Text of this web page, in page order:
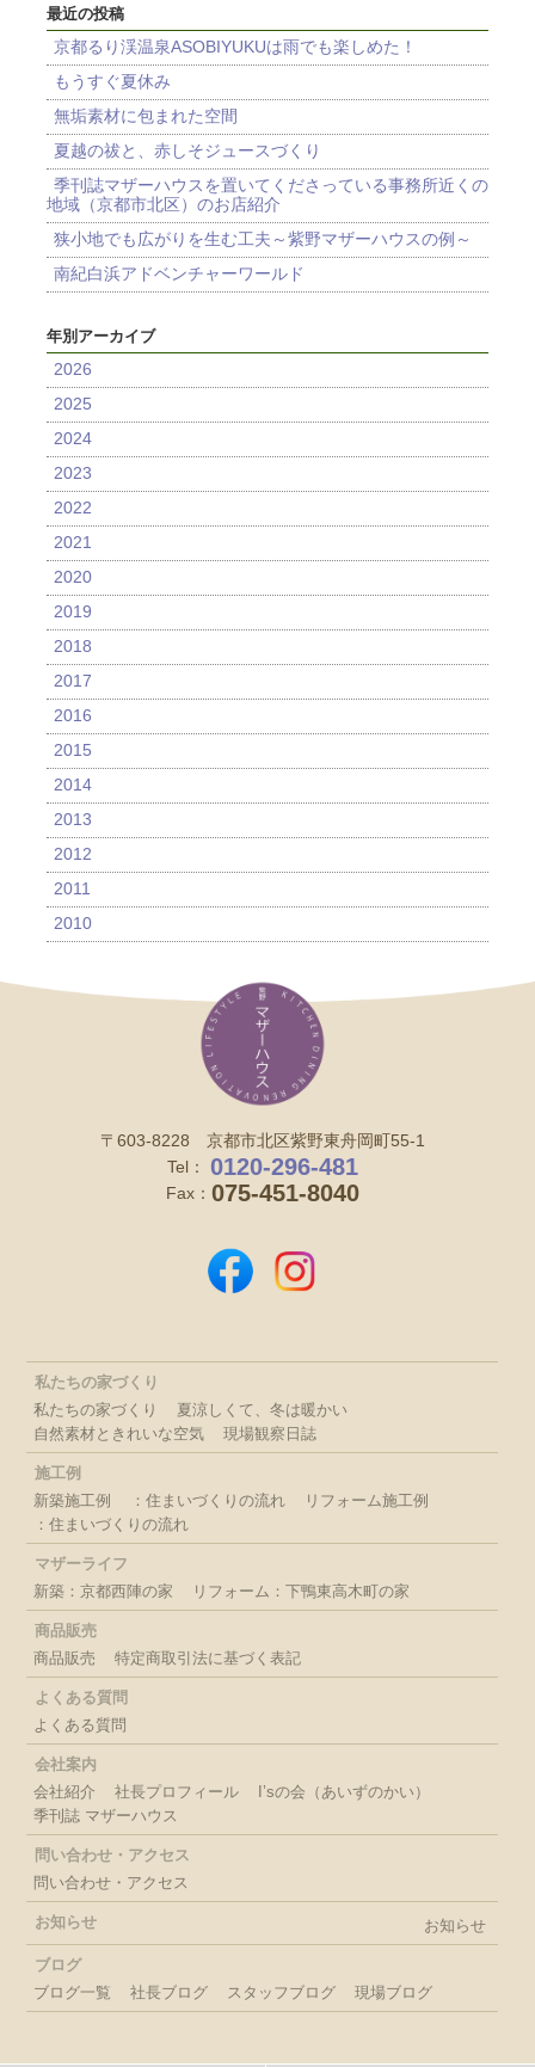
最近の投稿
京都るり渓温泉ASOBIYUKUは雨でも楽しめた！
もうすぐ夏休み
無垢素材に包まれた空間
夏越の祓と、赤しそジュースづくり
季刊誌マザーハウスを置いてくださっている事務所近くの
地域（京都市北区）のお店紹介
狭小地でも広がりを生む工夫～紫野マザーハウスの例～
南紀白浜アドベンチャーワールド
年別アーカイブ
2026
2025
2024
2023
2022
2021
2020
2019
2018
2017
2016
2015
2014
2013
2012
2011
2010
〒603-8228 京都市北区紫野東舟岡町55-1
Tel：
0120-296-481
Fax： 075-451-8040
私たちの家づくり
私たちの家づくり
夏涼しくて、冬は暖かい
自然素材ときれいな空気
現場観察日誌
施工例
新築施工例
：住まいづくりの流れ
リフォーム施工例
：住まいづくりの流れ
マザーライフ
新築：京都西陣の家
リフォーム：下鴨東高木町の家
商品販売
商品販売
特定商取引法に基づく表記
よくある質問
よくある質問
会社案内
会社紹介
社長プロフィール
I’sの会（あいずのかい）
季刊誌 マザーハウス
問い合わせ・アクセス
問い合わせ・アクセス
お知らせ お知らせ
ブログ
ブログ一覧
社長ブログ スタッフブログ 現場ブログ